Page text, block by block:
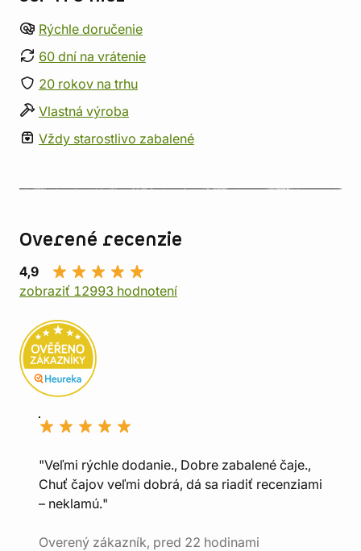
Rýchle doručenie
60 dní na vrátenie
20 rokov na trhu
Vlastná výroba
Vždy starostlivo zabalené
Overené recenzie
4,9
zobraziť 12993 hodnotení
"Veľmi rýchle dodanie., Dobre zabalené čaje.,
Chuť čajov veľmi dobrá, dá sa riadiť recenziami
– neklamú."
Overený zákazník, pred 22 hodinami